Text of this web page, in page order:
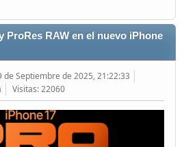
ProRes RAW en el nuevo iPhone
de Septiembre de 2025, 21:22:33
Visitas: 22060